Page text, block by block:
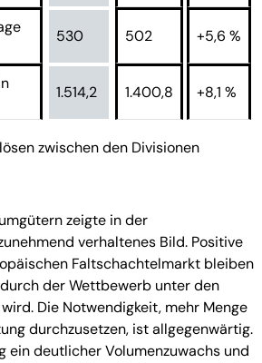
530 502 +5,6 %
1.514,2 1.400,8 +8,1 %
zwischen den Divisionen
zeigte in der
verhaltenes Bild. Positive
Faltschachtelmarkt bleiben
der Wettbewerb unter den
Die Notwendigkeit, mehr Menge
durchzusetzen, ist allgegenwärtig.
ein deutlicher Volumenzuwachs und